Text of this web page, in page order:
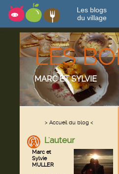
Les blogs
du village
LES
MARC ET SYLVIE
> Accueil du blog <
L'auteur
Marc et
Sylvie
MULLER